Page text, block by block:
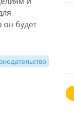
он будет